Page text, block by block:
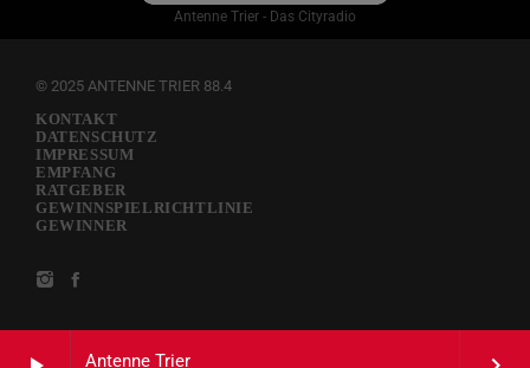
Antenne Trier
Antenne Trier - Das Cityradio
© 2025 ANTENNE TRIER 88.4
KONTAKT
DATENSCHUTZ
IMPRESSUM
EMPFANG
RATGEBER
GEWINNSPIELRICHTLINIE
GEWINNER